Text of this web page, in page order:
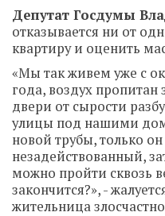
Депутат Госдумы
отказывается ни от
квартиру и оценить
«Мы так живем уже с
года, воздух
двери от сырости
улицы под нашими
новой трубы, только он
незадействованный,
можно пройти сквозь
закончится?», -
жительница